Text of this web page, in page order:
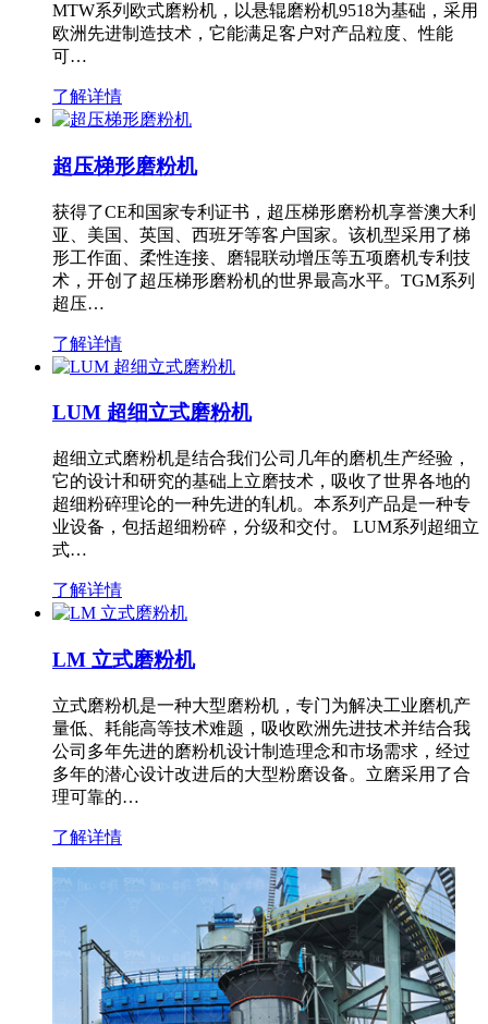
MTW系列欧式磨粉机，以悬辊磨粉机9518为基础，采用
欧洲先进制造技术，它能满足客户对产品粒度、性能
可…
了解详情
超压梯形磨粉机
获得了CE和国家专利证书，超压梯形磨粉机享誉澳大利
亚、美国、英国、西班牙等客户国家。该机型采用了梯
形工作面、柔性连接、磨辊联动增压等五项磨机专利技
术，开创了超压梯形磨粉机的世界最高水平。TGM系列
超压…
了解详情
LUM 超细立式磨粉机
超细立式磨粉机是结合我们公司几年的磨机生产经验，
它的设计和研究的基础上立磨技术，吸收了世界各地的
超细粉碎理论的一种先进的轧机。本系列产品是一种专
业设备，包括超细粉碎，分级和交付。 LUM系列超细立
式…
了解详情
LM 立式磨粉机
立式磨粉机是一种大型磨粉机，专门为解决工业磨机产
量低、耗能高等技术难题，吸收欧洲先进技术并结合我
公司多年先进的磨粉机设计制造理念和市场需求，经过
多年的潜心设计改进后的大型粉磨设备。立磨采用了合
理可靠的…
了解详情